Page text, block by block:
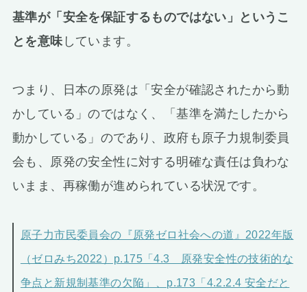
基準が「安全を保証するものではない」というこ
とを意味 しています。
つまり、日本の原発は「安全が確認されたから動
かしている」のではなく、「基準を満たしたから
動かしている」のであり、政府も原子力規制委員
会も、原発の安全性に対する明確な責任は負わな
いまま、再稼働が進められている状況です。
原子力市民委員会の『原発ゼロ社会への道』2022年版
（ゼロみち2022）p.175「4.3 原発安全性の技術的な
争点と新規制基準の欠陥」、p.173「4.2.2.4 安全だと